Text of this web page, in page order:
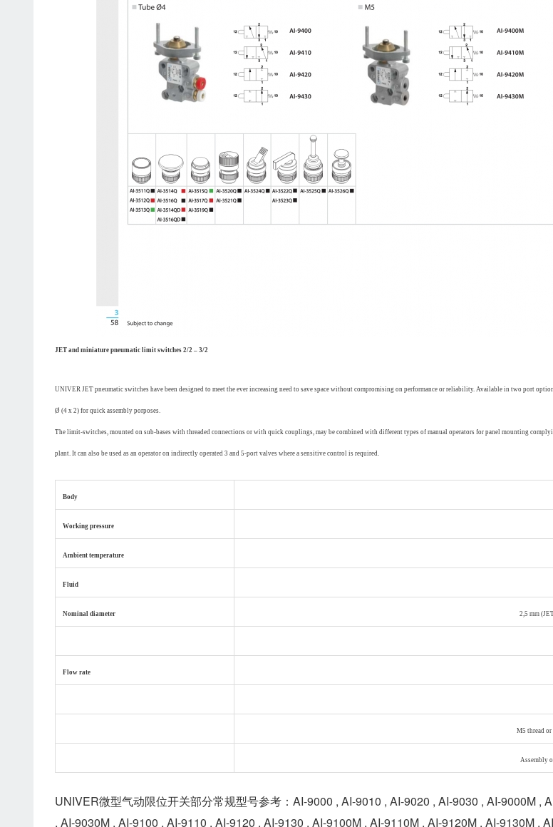
JET and miniature pneumatic limit switches 2/2 – 3/2
UNIVER JET pneumatic switches have been designed to meet the ever increasing need to save space without compromising on performance or reliability. Available in two port
Ø (4 x 2) for quick assembly porposes.
The limit-switches, mounted on sub-bases with threaded connections or with quick couplings, may be combined with different types of manual operators for panel mounting
plant. It can also be used as an operator on indirectly operated 3 and 5-port valves where a sensitive control is required.
Body
Working pressure
Ambient temperature
Fluid
Nominal diameter 2,5 mm
Flow rate
M5 thread
Assembly
UNIVER微型气动限位开关部分常规型号参考：AI-9000 , AI-9010 , AI-9020 , AI-9030 , AI-9000M ,
, AI-9030M , AI-9100 , AI-9110 , AI-9120 , AI-9130 , AI-9100M , AI-9110M , AI-9120M , AI-9130M ,